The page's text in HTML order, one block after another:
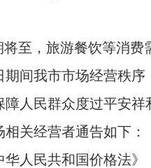
将至，旅游餐饮等消费
期间我市市场经营秩序
人民群众度过平安祥
关经营者通告如下：
华人民共和国价格法》